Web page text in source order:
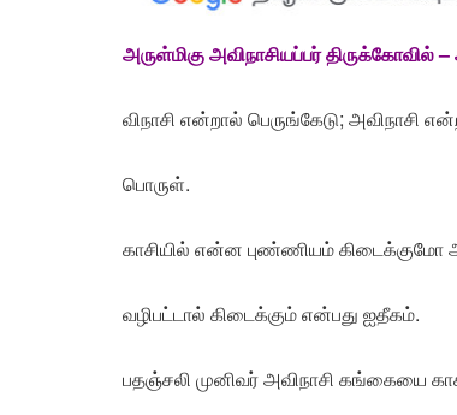
அருள்மிகு அவிநாசியப்பர் திருக்கோவில் –
விநாசி என்றால் பெருங்கேடு; அவிநாசி
பொருள்.
காசியில் என்ன புண்ணியம் கிடைக்குமோ
வழிபட்டால் கிடைக்கும் என்பது ஐதீகம்.
பதஞ்சலி முனிவர் அவிநாசி கங்கையை